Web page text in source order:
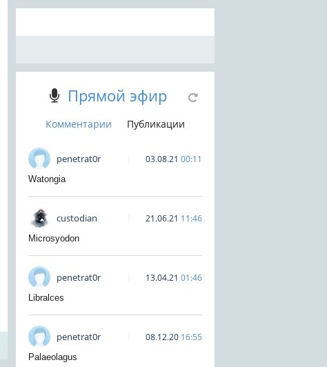
Прямой эфир
Комментарии Публикации
penetrat0r 03.08.21 00:11
Watongia
custodian 21.06.21 11:46
Microsyodon
penetrat0r 13.04.21 01:46
Libralces
penetrat0r 08.12.20 16:55
Palaeolagus